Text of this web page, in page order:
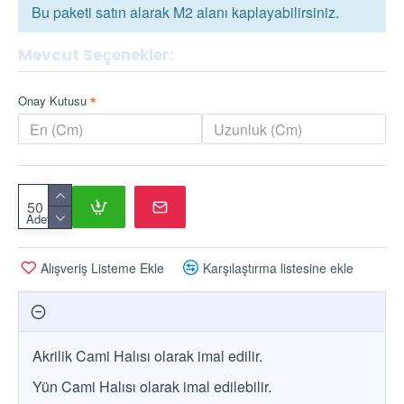
Mevcut Seçenekler:
Onay Kutusu
Adet
Alışveriş Listeme Ekle Karşılaştırma listesine ekle
Bu paketi satın alarak M2 alanı kaplayabilirsiniz.
Akrilik Cami Halısı olarak imal edilir.
Yün Cami Halısı olarak imal edilebilir.